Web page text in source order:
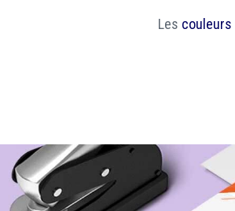
Les couleurs